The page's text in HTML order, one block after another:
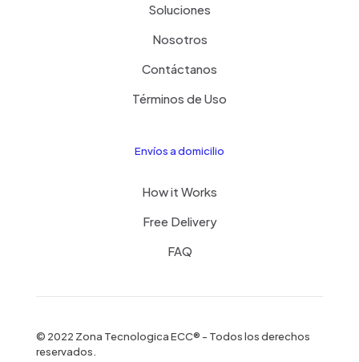
Soluciones
Nosotros
Contáctanos
Términos de Uso
Envíos a domicilio
How it Works
Free Delivery
FAQ
© 2022 Zona Tecnologica ECC® - Todos los derechos
reservados.